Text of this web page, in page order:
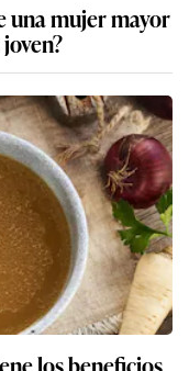
una mujer mayor